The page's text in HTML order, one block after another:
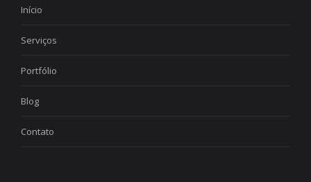
Início
Serviços
Portfólio
Blog
Contato